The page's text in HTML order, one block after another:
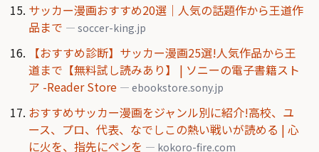
サッカー漫画おすすめ20選｜人気の話題作から王道作
品まで — soccer-king.jp
【おすすめ診断】サッカー漫画25選!人気作品から王
道まで【無料試し読みあり】 | ソニーの電子書籍スト
ア -Reader Store — ebookstore.sony.jp
おすすめサッカー漫画をジャンル別に紹介!高校、ユ
ース、プロ、代表、なでしこの熱い戦いが読める | 心
に火を、指先にペンを — kokoro-fire.com